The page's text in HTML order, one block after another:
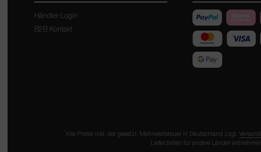
Händler-Login
B2B Kontakt
*Alle Preise inkl. der gesetzl. Mehrwertsteuer in Deutschland zzgl.
Lieferzeiten für andere Länder